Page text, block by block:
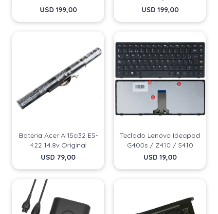
USD 199,00
USD 199,00
Bateria Acer Al15a32 E5-
422 14.8v Original
USD 79,00
Teclado Lenovo Ideapad
G400s / Z410 / S410
USD 19,00